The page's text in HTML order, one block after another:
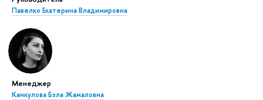
Павелко Екатерина Владимировна
Менеджер
Канкулова Бэла Жамаловна